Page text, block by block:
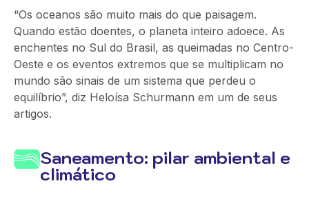
“Os oceanos são muito mais do que paisagem.
Quando estão doentes, o planeta inteiro adoece. As
enchentes no Sul do Brasil, as queimadas no Centro-
Oeste e os eventos extremos que se multiplicam no
mundo são sinais de um sistema que perdeu o
equilíbrio”, diz Heloísa Schurmann em um de seus
artigos.
Saneamento: pilar ambiental e
climático